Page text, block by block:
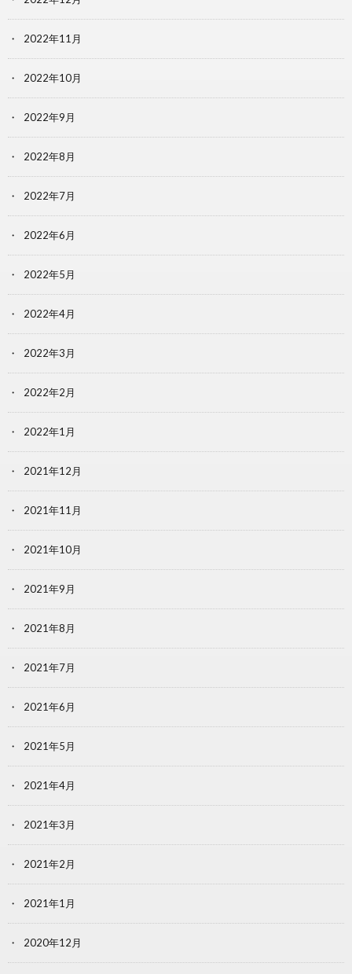
2022年11月
2022年10月
2022年9月
2022年8月
2022年7月
2022年6月
2022年5月
2022年4月
2022年3月
2022年2月
2022年1月
2021年12月
2021年11月
2021年10月
2021年9月
2021年8月
2021年7月
2021年6月
2021年5月
2021年4月
2021年3月
2021年2月
2021年1月
2020年12月